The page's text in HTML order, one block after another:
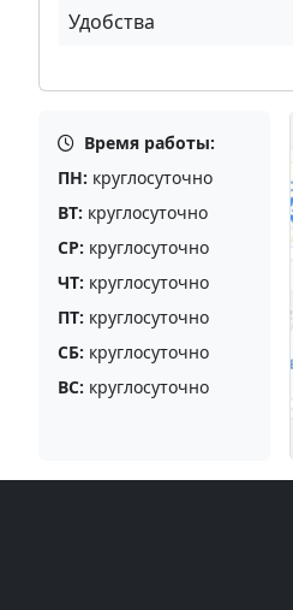
Удобства
Время работы:
ПН: круглосуточно
ВТ: круглосуточно
СР: круглосуточно
ЧТ: круглосуточно
ПТ: круглосуточно
СБ: круглосуточно
ВС: круглосуточно